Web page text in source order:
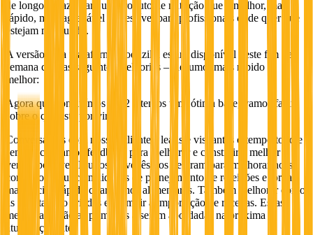
de longoo prazo para um produto de nutrição que é melhor, mais
rápido, mais agradável e acessível para profissionais onde quer que
estejam no mundo.
A versão 2 da plataforma Foodzilla estará disponível neste fim de
semana com as seguintes melhorias – Resumo: mais rápido e
melhor:
Agora que concluímos a V2 e temos uma ótima base, vamos falar
sobre o que está por vir.
Conversamos com nossos clientes, leads e visitantes o tempo todo e
sempre coletamos feedback para melhorar e construir a melhor
versão possível. Muitos de vocês nos pediram para melhorar nosso
conjunto de funcionalidades de planejamento de refeições e tornar
mais fácil e rápido criar planos alimentares. Também melhorar como
as receitas são criadas e permitir a importação de receitas. Essas
melhorias serão as primeiras a serem abordadas na próxima
atualizaçãodate.